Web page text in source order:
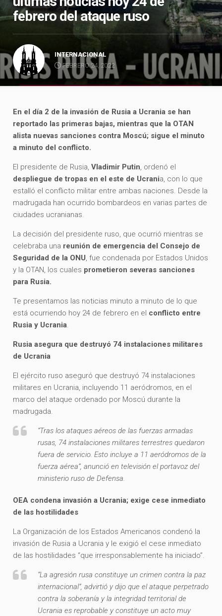
febrero del ataque ruso
INTERNACIONAL
FEBRERO 24, 2022
En el día 2 de la invasión de Rusia a Ucrania se han
reportado las primeras bajas, mientras que la OTAN
alista nuevas sanciones contra Moscú; sigue el minuto
a minuto del conflicto.
El presidente de Rusia,Vladimir Putin, ordenó el
despliegue de tropas en el este de Ucrania, con lo que
estalló el conflicto militar entre ambas naciones. Desde la
madrugada han ocurrido bombardeos en varias partes de
ciudades ucranianas.
La decisión del presidente ruso, que ocurrió mientras se
celebraba una reunión de emergencia del Consejo de
Seguridad de la ONU, fue condenada por Estados Unidos
y la OTAN, los cuales prometieron severas sanciones
para Rusia.
Te presentamos las noticias minuto a minuto de lo que
está ocurriendo hoy 24 de febrero en el conflicto entre
Rusia y Ucrania.
Rusia asegura que destruyó 74 instalaciones militares
de Ucrania
El ejército ruso aseguró que destruyó 74 instalaciones
militares en Ucrania, incluyendo 11 aeródromos, en el
marco del ataque ordenado por Moscú durante la
madrugada.
“Tras los ataques aéreos de las fuerzas armadas
rusas, 74 instalaciones militares terrestres quedaron
fuera de servicio. Esto incluye a 11 aeródromos de la
fuerza aérea”, anunció en televisión el portavoz del
ministerio ruso de Defensa.
OEA condena invasión a Ucrania; exige cese inmediato
de las hostilidades
La Organización de los Estados Americanos condenó la
invasión de Rusia a Ucrania y le exigió el cese inmediato
de las hostilidades “que irresponsablemente ha iniciado”.
“La agresión rusa constituye un crimen contra la paz
internacional”, advirtió y dijo que el ataque perpetrado
contra la soberanía y la integridad territorial de
Ucrania es reprobable y constituye un acto muy